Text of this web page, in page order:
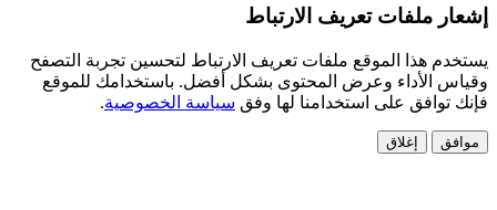
إشعار ملفات تعريف الارتباط
يستخدم هذا الموقع ملفات تعريف الارتباط لتحسين تجربة التصفح
وقياس الأداء وعرض المحتوى بشكل أفضل. باستخدامك للموقع
فإنك توافق على استخدامنا لها وفق سياسة الخصوصية.
موافق إغلاق